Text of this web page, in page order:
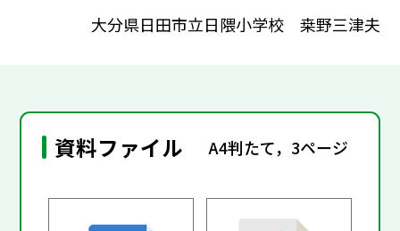
大分県日田市立日隈小学校 桒野三津夫
資料ファイル A4判たて，3ページ